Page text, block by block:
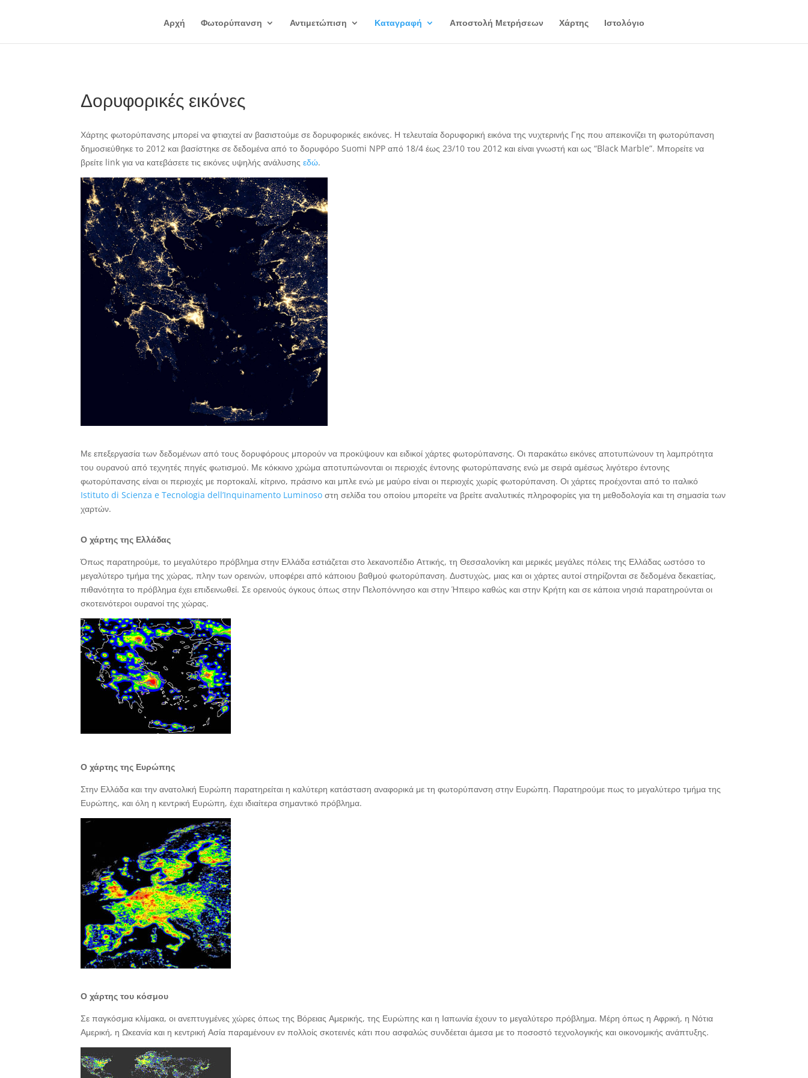
Αρχή Φωτορύπανση Αντιμετώπιση Καταγραφή Αποστολή Μετρήσεων Χάρτης Ιστολόγιο
Δορυφορικές εικόνες
Χάρτης φωτορύπανσης μπορεί να φτιαχτεί αν βασιστούμε σε δορυφορικές εικόνες. Η τελευταία δορυφορική εικόνα της νυχτερινής Γης που απεικονίζει τη φωτορύπανση
δημοσιεύθηκε το 2012 και βασίστηκε σε δεδομένα από το δορυφόρο Suomi NPP από 18/4 έως 23/10 του 2012 και είναι γνωστή και ως “Black Marble”. Μπορείτε να
βρείτε link για να κατεβάσετε τις εικόνες υψηλής ανάλυσηςεδώ.
Με επεξεργασία των δεδομένων από τους δορυφόρους μπορούν να προκύψουν και ειδικοί χάρτες φωτορύπανσης. Οι παρακάτω εικόνες αποτυπώνουν τη λαμπρότητα
του ουρανού από τεχνητές πηγές φωτισμού. Με κόκκινο χρώμα αποτυπώνονται οι περιοχές έντονης φωτορύπανσης ενώ με σειρά αμέσως λιγότερο έντονης
φωτορύπανσης είναι οι περιοχές με πορτοκαλί, κίτρινο, πράσινο και μπλε ενώ με μαύρο είναι οι περιοχές χωρίς φωτορύπανση. Οι χάρτες προέχονται από το ιταλικό
Istituto di Scienza e Tecnologia dell’Inquinamento Luminosoστη σελίδα του οποίου μπορείτε να βρείτε αναλυτικές πληροφορίες για τη μεθοδολογία και τη σημασία των
χαρτών.
Ο χάρτης της Ελλάδας
Όπως παρατηρούμε, το μεγαλύτερο πρόβλημα στην Ελλάδα εστιάζεται στο λεκανοπέδιο Αττικής, τη Θεσσαλονίκη και μερικές μεγάλες πόλεις της Ελλάδας ωστόσο το
μεγαλύτερο τμήμα της χώρας, πλην των ορεινών, υποφέρει από κάποιου βαθμού φωτορύπανση. Δυστυχώς, μιας και οι χάρτες αυτοί στηρίζονται σε δεδομένα δεκαετίας,
πιθανότητα το πρόβλημα έχει επιδεινωθεί. Σε ορεινούς όγκους όπως στην Πελοπόννησο και στην Ήπειρο καθώς και στην Κρήτη και σε κάποια νησιά παρατηρούνται οι
σκοτεινότεροι ουρανοί της χώρας.
Ο χάρτης της Ευρώπης
Στην Ελλάδα και την ανατολική Ευρώπη παρατηρείται η καλύτερη κατάσταση αναφορικά με τη φωτορύπανση στην Ευρώπη. Παρατηρούμε πως το μεγαλύτερο τμήμα της
Ευρώπης, και όλη η κεντρική Ευρώπη, έχει ιδιαίτερα σημαντικό πρόβλημα.
Ο χάρτης του κόσμου
Σε παγκόσμια κλίμακα, οι ανεπτυγμένες χώρες όπως της Βόρειας Αμερικής, της Ευρώπης και η Ιαπωνία έχουν το μεγαλύτερο πρόβλημα. Μέρη όπως η Αφρική, η Νότια
Αμερική, η Ωκεανία και η κεντρική Ασία παραμένουν εν πολλοίς σκοτεινές κάτι που ασφαλώς συνδέεται άμεσα με το ποσοστό τεχνολογικής και οικονομικής ανάπτυξης.